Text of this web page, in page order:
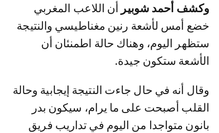
وكشف أحمد شوبير أن اللاعب المغربي
خضع أمس لأشعة رنين مغناطيسي والنتيجة
ستظهر اليوم، وهناك حالة اطمنئان أن
الأشعة ستكون جيدة.
وقال أنه في حال جاءت النتيجة إيجابية وحالة
القلب أصبحت على ما يرام، سيكون بدر
بانون متواجدا من اليوم في تداريب فريق